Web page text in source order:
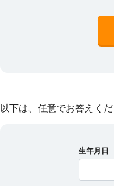
以下は、任意でお答えくだ
生年月日